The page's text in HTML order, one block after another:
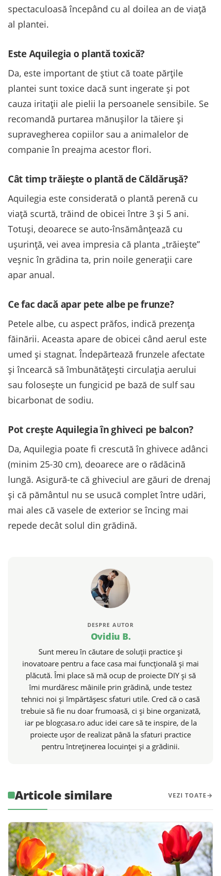
spectaculoasă începând cu al doilea an de viață
al plantei.
Este Aquilegia o plantă toxică?
Da, este important de știut că toate părțile
plantei sunt toxice dacă sunt ingerate și pot
cauza iritații ale pielii la persoanele sensibile. Se
recomandă purtarea mănușilor la tăiere și
supravegherea copiilor sau a animalelor de
companie în preajma acestor flori.
Cât timp trăiește o plantă de Căldărușă?
Aquilegia este considerată o plantă perenă cu
viață scurtă, trăind de obicei între 3 și 5 ani.
Totuși, deoarece se auto-însămânțează cu
ușurință, vei avea impresia că planta „trăiește”
veșnic în grădina ta, prin noile generații care
apar anual.
Ce fac dacă apar pete albe pe frunze?
Petele albe, cu aspect prăfos, indică prezența
făinării. Aceasta apare de obicei când aerul este
umed și stagnat. Îndepărtează frunzele afectate
și încearcă să îmbunătățești circulația aerului
sau folosește un fungicid pe bază de sulf sau
bicarbonat de sodiu.
Pot crește Aquilegia în ghiveci pe balcon?
Da, Aquilegia poate fi crescută în ghivece adânci
(minim 25-30 cm), deoarece are o rădăcină
lungă. Asigură-te că ghiveciul are găuri de drenaj
și că pământul nu se usucă complet între udări,
mai ales că vasele de exterior se încing mai
repede decât solul din grădină.
DESPRE AUTOR
Ovidiu B.
Sunt mereu în căutare de soluții practice și
inovatoare pentru a face casa mai funcțională și mai
plăcută. Îmi place să mă ocup de proiecte DIY și să
îmi murdăresc mâinile prin grădină, unde testez
tehnici noi și împărtășesc sfaturi utile. Cred că o casă
trebuie să fie nu doar frumoasă, ci și bine organizată,
iar pe blogcasa.ro aduc idei care să te inspire, de la
proiecte ușor de realizat până la sfaturi practice
pentru întreținerea locuinței și a grădinii.
Articole similare VEZI TOATE